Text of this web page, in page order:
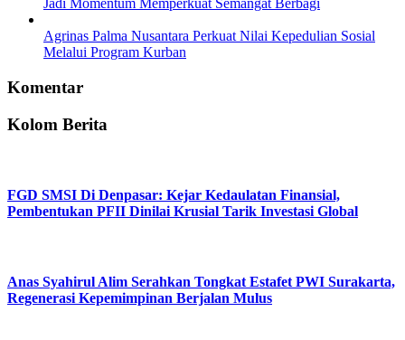
Jadi Momentum Memperkuat Semangat Berbagi
Agrinas Palma Nusantara Perkuat Nilai Kepedulian Sosial
Melalui Program Kurban
Komentar
Kolom Berita
FGD SMSI Di Denpasar: Kejar Kedaulatan Finansial,
Pembentukan PFII Dinilai Krusial Tarik Investasi Global
Anas Syahirul Alim Serahkan Tongkat Estafet PWI Surakarta,
Regenerasi Kepemimpinan Berjalan Mulus